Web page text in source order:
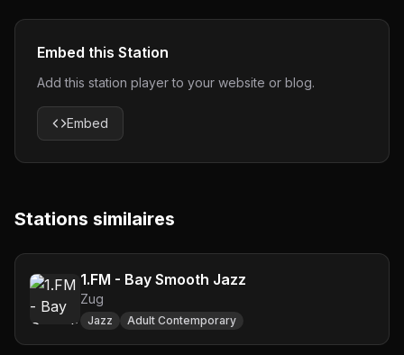
Embed this Station
Add this station player to your website or blog.
Embed
Stations similaires
1.FM - Bay Smooth Jazz
Zug
Jazz Adult Contemporary